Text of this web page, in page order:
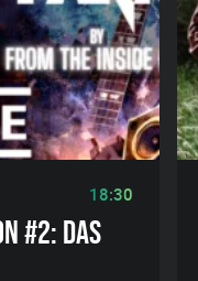
18:30
#2: DAS